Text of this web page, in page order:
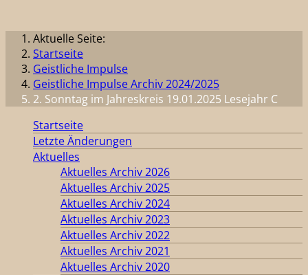
Aktuelle Seite:
Startseite
Geistliche Impulse
Geistliche Impulse Archiv 2024/2025
2. Sonntag im Jahreskreis 19.01.2025 Lesejahr C
Startseite
Letzte Änderungen
Aktuelles
Aktuelles Archiv 2026
Aktuelles Archiv 2025
Aktuelles Archiv 2024
Aktuelles Archiv 2023
Aktuelles Archiv 2022
Aktuelles Archiv 2021
Aktuelles Archiv 2020